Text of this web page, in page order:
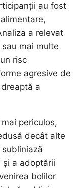
au fost
a relevat
mai multe
risc
agresive de
a
periculos,
decât alte
și a adoptării
bolilor